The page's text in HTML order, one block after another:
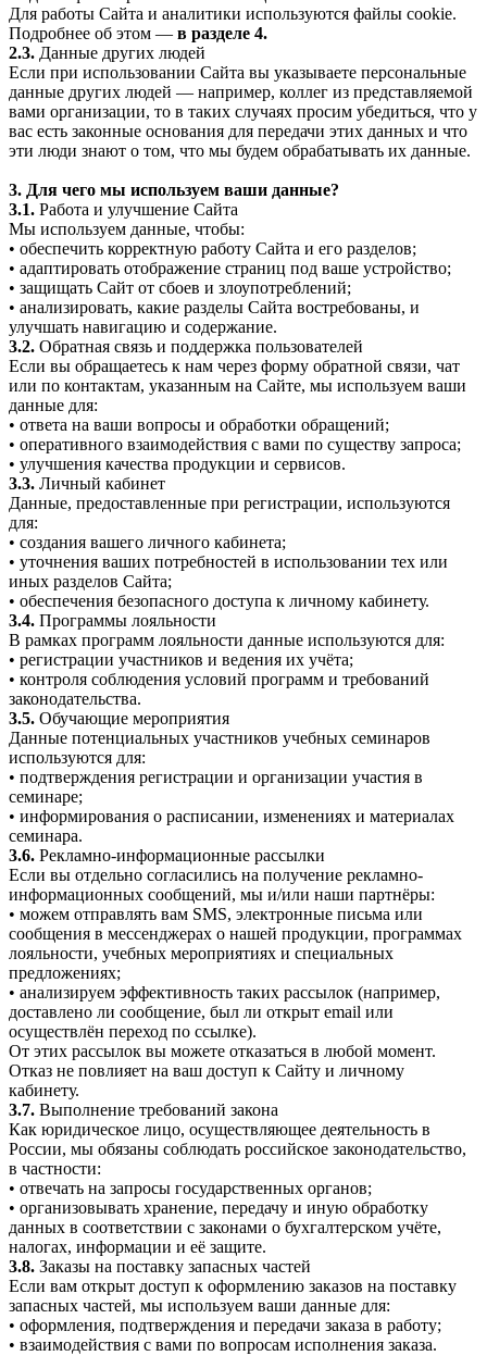
Для работы Сайта и аналитики используются файлы cookie.
Подробнее об этом — в разделе 4.
2.3. Данные других людей
Если при использовании Сайта вы указываете персональные
данные других людей — например, коллег из представляемой
вами организации, то в таких случаях просим убедиться, что у
вас есть законные основания для передачи этих данных и что
эти люди знают о том, что мы будем обрабатывать их данные.
3. Для чего мы используем ваши данные?
3.1. Работа и улучшение Сайта
Мы используем данные, чтобы:
• обеспечить корректную работу Сайта и его разделов;
• адаптировать отображение страниц под ваше устройство;
• защищать Сайт от сбоев и злоупотреблений;
• анализировать, какие разделы Сайта востребованы, и
улучшать навигацию и содержание.
3.2. Обратная связь и поддержка пользователей
Если вы обращаетесь к нам через форму обратной связи, чат
или по контактам, указанным на Сайте, мы используем ваши
данные для:
• ответа на ваши вопросы и обработки обращений;
• оперативного взаимодействия с вами по существу запроса;
• улучшения качества продукции и сервисов.
3.3. Личный кабинет
Данные, предоставленные при регистрации, используются
для:
• создания вашего личного кабинета;
• уточнения ваших потребностей в использовании тех или
иных разделов Сайта;
• обеспечения безопасного доступа к личному кабинету.
3.4. Программы лояльности
В рамках программ лояльности данные используются для:
• регистрации участников и ведения их учёта;
• контроля соблюдения условий программ и требований
законодательства.
3.5. Обучающие мероприятия
Данные потенциальных участников учебных семинаров
используются для:
• подтверждения регистрации и организации участия в
семинаре;
• информирования о расписании, изменениях и материалах
семинара.
3.6. Рекламно-информационные рассылки
Если вы отдельно согласились на получение рекламно-
информационных сообщений, мы и/или наши партнёры:
• можем отправлять вам SMS, электронные письма или
сообщения в мессенджерах о нашей продукции, программах
лояльности, учебных мероприятиях и специальных
предложениях;
• анализируем эффективность таких рассылок (например,
доставлено ли сообщение, был ли открыт email или
осуществлён переход по ссылке).
От этих рассылок вы можете отказаться в любой момент.
Отказ не повлияет на ваш доступ к Сайту и личному
кабинету.
3.7. Выполнение требований закона
Как юридическое лицо, осуществляющее деятельность в
России, мы обязаны соблюдать российское законодательство,
в частности:
• отвечать на запросы государственных органов;
• организовывать хранение, передачу и иную обработку
данных в соответствии с законами о бухгалтерском учёте,
налогах, информации и её защите.
3.8. Заказы на поставку запасных частей
Если вам открыт доступ к оформлению заказов на поставку
запасных частей, мы используем ваши данные для:
• оформления, подтверждения и передачи заказа в работу;
• взаимодействия с вами по вопросам исполнения заказа.